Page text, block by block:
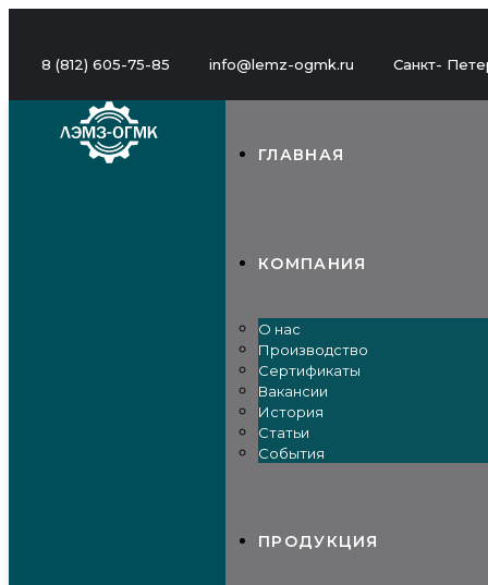
8 (812) 605-75-85 info@lemz-ogmk.ru Санкт-
ГЛАВНАЯ
КОМПАНИЯ
О нас
Производство
Сертификаты
Вакансии
История
Статьи
События
ПРОДУКЦИЯ